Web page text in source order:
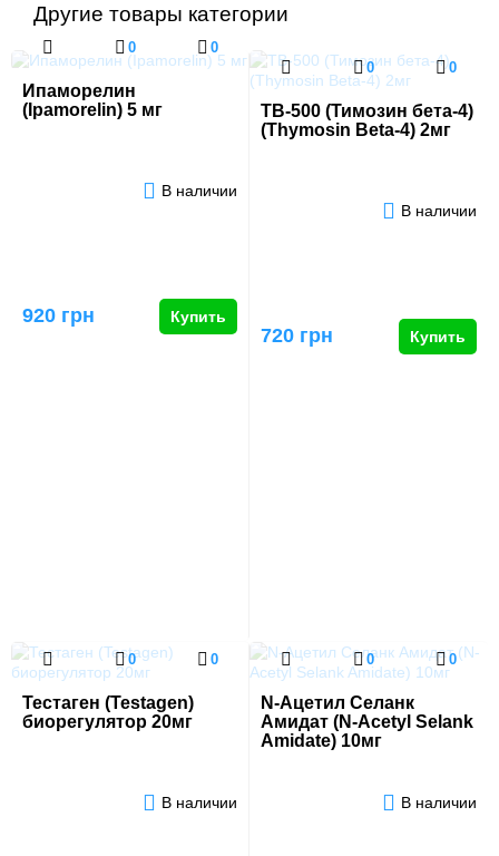
Другие товары категории
0 0
Ипаморелин
(Ipamorelin) 5 мг
В наличии
920 грн Купить
0 0
TB-500 (Тимозин бета-4)
(Thymosin Beta-4) 2мг
В наличии
720 грн Купить
0 0
Тестаген (Testagen)
биорегулятор 20мг
В наличии
0 0
N-Ацетил Селанк
Амидат (N-Acetyl Selank
Amidate) 10мг
В наличии